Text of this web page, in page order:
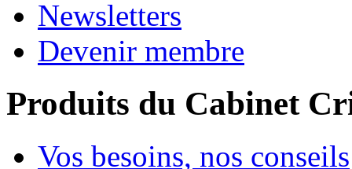
Newsletters
Devenir membre
Produits du Cabinet
Vos besoins, nos conseils